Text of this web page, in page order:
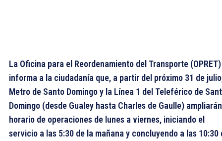
La Oficina para el Reordenamiento del Transporte (OPRET)
informa a la ciudadanía que, a partir del próximo 31 de
Metro de Santo Domingo y la Línea 1 del Teleférico de
Domingo (desde Gualey hasta Charles de Gaulle)
horario de operaciones de lunes a viernes, iniciando el
servicio a las 5:30 de la mañana y concluyendo a las 10:30